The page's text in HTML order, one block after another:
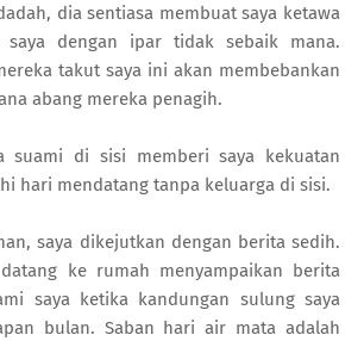
dia sentiasa membuat saya ketawa
saya dengan ipar tidak sebaik mana.
takut saya ini akan membebankan
abang mereka penagih.
suami di sisi memberi saya kekuatan
hari mendatang tanpa keluarga di sisi.
saya dikejutkan dengan berita sedih.
ke rumah menyampaikan berita
saya ketika kandungan sulung saya
bulan. Saban hari air mata adalah